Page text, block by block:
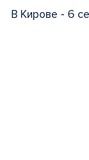
В Кирове - 6